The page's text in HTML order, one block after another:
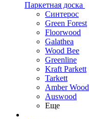
Паркетная доска
Синтерос
Green Forest
Floorwood
Galathea
Wood Bee
Greenline
Kraft Parkett
Tarkett
Amber Wood
Auswood
Еще